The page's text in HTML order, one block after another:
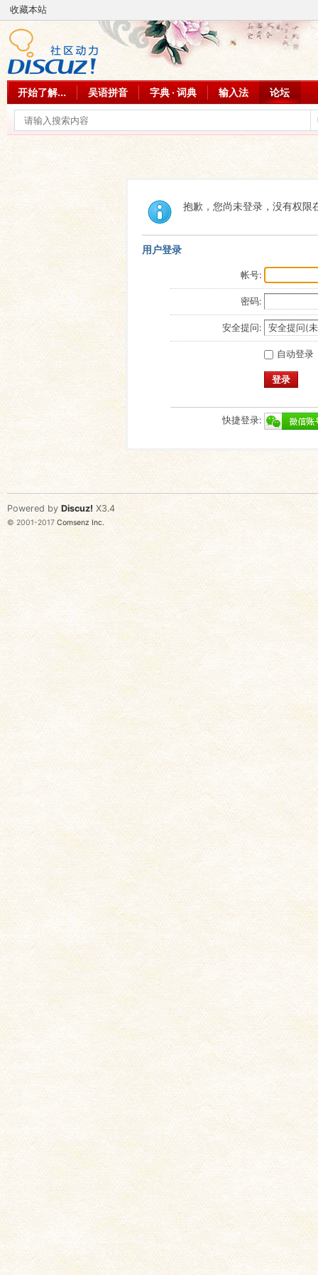
收藏本站
开始了解... 吴语拼音 字典 · 词典 输入法 论坛
抱歉，您尚未登录，没有权限
用户登录
帐号:
密码:
安全提问:
自动登录
登录
快捷登录:
Powered by Discuz! X3.4
© 2001-2017 Comsenz Inc.